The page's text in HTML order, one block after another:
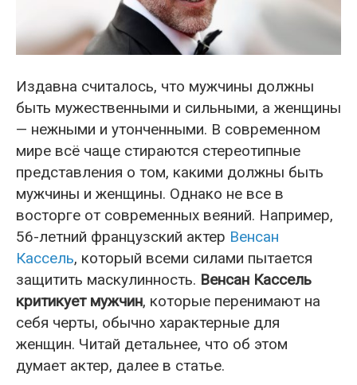
Издавна считалось, что мужчины должны
быть мужественными и сильными, а женщины
— нежными и утонченными. В современном
мире всё чаще стираются стереотипные
представления о том, какими должны быть
мужчины и женщины. Однако не все в
восторге от современных веяний. Например,
56-летний французский актер Венсан
Кассель, который всеми силами пытается
защитить маскулинность. Венсан Кассель
критикует мужчин, которые перенимают на
себя черты, обычно характерные для
женщин. Читай детальнее, что об этом
думает актер, далее в статье.